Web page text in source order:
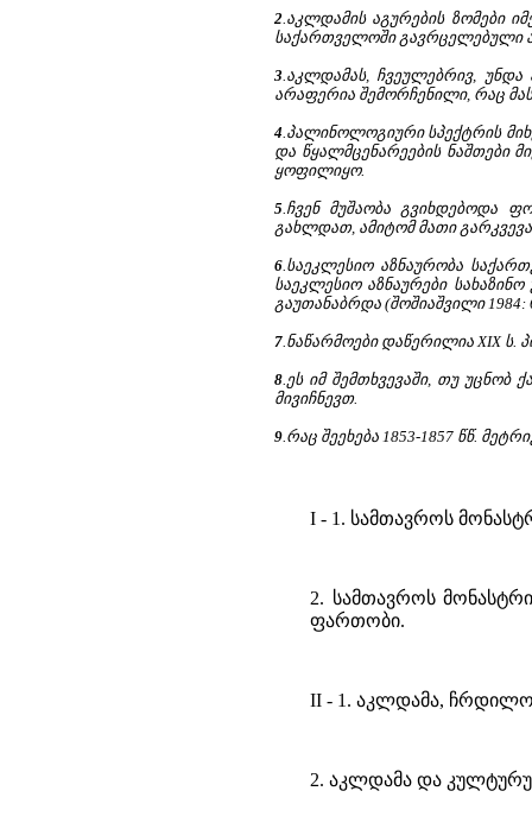
2 .აკლდამის აგურების ზომები
საქართველოში გავრცელებული
3 .აკლდამას, ჩვეულებრივ, უნდა
არაფერია შემორჩენილი, რაც
4 .პალინოლოგიური სპექტრის
და წყალმცენარეების ნაშთები
ყოფილიყო.
5 .ჩვენ მუშაობა გვიხდებოდა
გახლდათ, ამიტომ მათი
6 .საეკლესიო აზნაურობა
საეკლესიო აზნაურები
გაუთანაბრდა (შოშიაშვილი 1984:
7 .ნაწარმოები დაწერილია XIX ს.
8 .ეს იმ შემთხვევაში, თუ
მივიჩნევთ.
9 .რაც შეეხება 1853-1857 წწ.
I - 1. სამთავროს
2. სამთავროს
ფართობი.
II - 1. აკლდამა,
2. აკლდამა და